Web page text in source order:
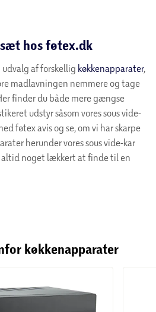
hos føtex.dk
udvalg af forskellig køkkenapparater,
madlavningen nemmere og tage
finder du både mere gængse
udstyr såsom vores sous vide-
føtex avis og se, om vi har skarpe
herunder vores sous vide-kar
altid noget lækkert at finde til en
køkkenapparater